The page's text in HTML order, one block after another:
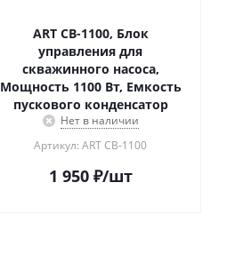
ART CB-1100, Блок
управления для
скважинного насоса,
Мощность 1100 Вт, Емкость
пускового конденсатор
Нет в наличии
Артикул: ART CB-1100
1 950₽/шт